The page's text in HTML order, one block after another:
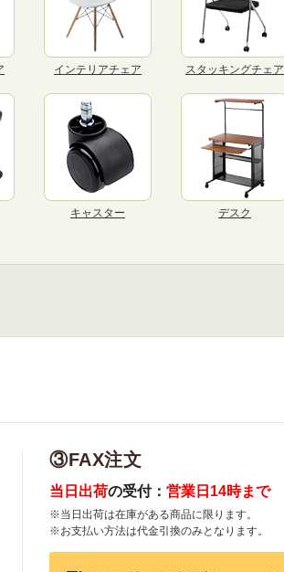
インテリアチェア スタッキングチェア
キャスター デスク
③FAX注文
当日出荷の受付： 営業日14時まで
※当日出荷は在庫がある商品に限ります。
※お支払い方法は代金引換のみとなります。